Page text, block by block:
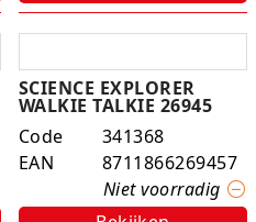
SCIENCE EXPLORER
WALKIE TALKIE 26945
Code
341368
EAN
8711866269457
Niet voorradig